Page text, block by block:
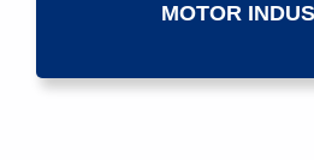
MOTOR